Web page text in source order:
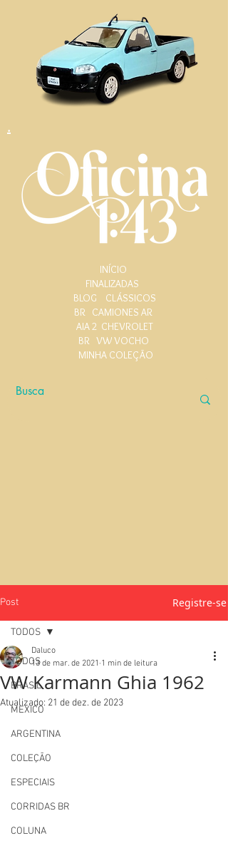
.
INÍCIO
FINALIZADAS
BLOG
CLÁSSICOS
BR CAMIONES AR
AIA 2 CHEVROLET
BR VW VOCHO
MINHA COLEÇÃO
Post Registre-se
TODOS
BRASIL
MEXICO
ARGENTINA
COLEÇÃO
ESPECIAIS
CORRIDAS BR
COLUNA
TODOS
VW Karmann Ghia 1962
Daluco
13 de mar. de 2021 1 min de leitura
Atualizado: 21 de dez. de 2023